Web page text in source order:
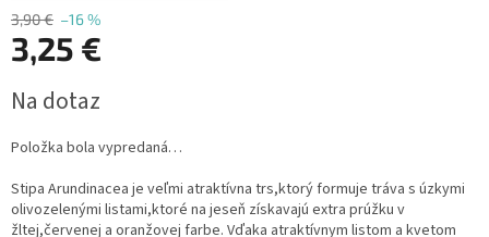
3,90 € –16 %
3,25 €
cena:
Na dotaz
Položka bola vypredaná…
Stipa Arundinacea je veľmi atraktívna trs,ktorý formuje tráva s úzkymi
olivozelenými listami,ktoré na jeseň získavajú extra prúžku v
žltej,červenej a oranžovej farbe. Vďaka atraktívnym listom a kvetom